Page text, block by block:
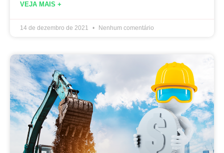
VEJA MAIS +
14 de dezembro de 2021 Nenhum comentário